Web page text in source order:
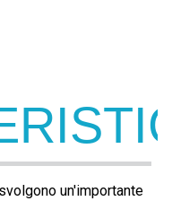
un'importante